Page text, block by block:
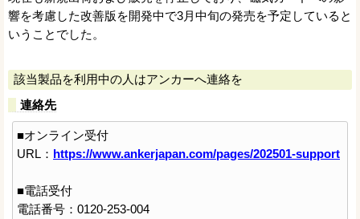
響を考慮した改善版を開発中で3月中旬の発売を予定していると
いうことでした。
該当製品を利用中の人はアンカーへ連絡を
連絡先
■オンライン受付
URL： https://www.ankerjapan.com/pages/202501-support
■電話受付
電話番号：0120-253-004